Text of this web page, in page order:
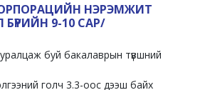
НЭРЭМЖИТ
9-10 САР/
буй бакалаврын түвшний
голч 3.3-оос дээш байх